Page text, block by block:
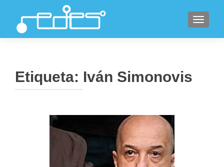
Etiqueta: Iván Simonovis